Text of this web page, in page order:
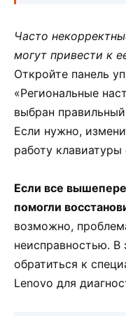
Часто
могут привести к
Откройте панель
«Региональные
выбран
Если нужно,
работу клавиатуры
Если все
помогли
возможно,
неисправностью. В
обратиться к
Lenovo для